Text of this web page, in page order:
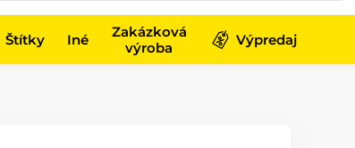
Štítky Iné
Zakázková
výroba
Výpredaj